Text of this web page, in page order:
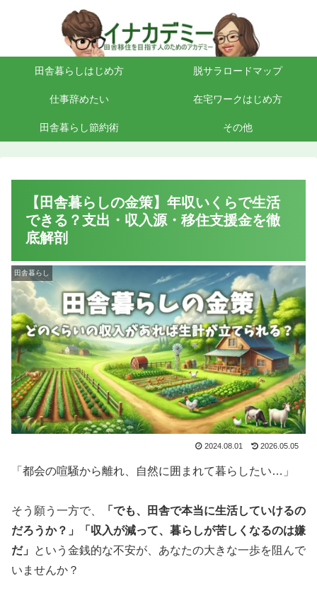
田舎暮らしはじめ方 脱サラロードマップ
仕事辞めたい 在宅ワークはじめ方
田舎暮らし節約術 その他
【田舎暮らしの金策】年収いくらで生活
できる？支出・収入源・移住支援金を徹
底解剖
田舎暮らし
2024.08.01 2026.05.05
「都会の喧騒から離れ、自然に囲まれて暮らしたい…」
そう願う一方で、
「でも、田舎で本当に生活していけるの
だろうか？」「収入が減って、暮らしが苦しくなるのは嫌
だ」
という金銭的な不安が、あなたの大きな一歩を阻んで
いませんか？